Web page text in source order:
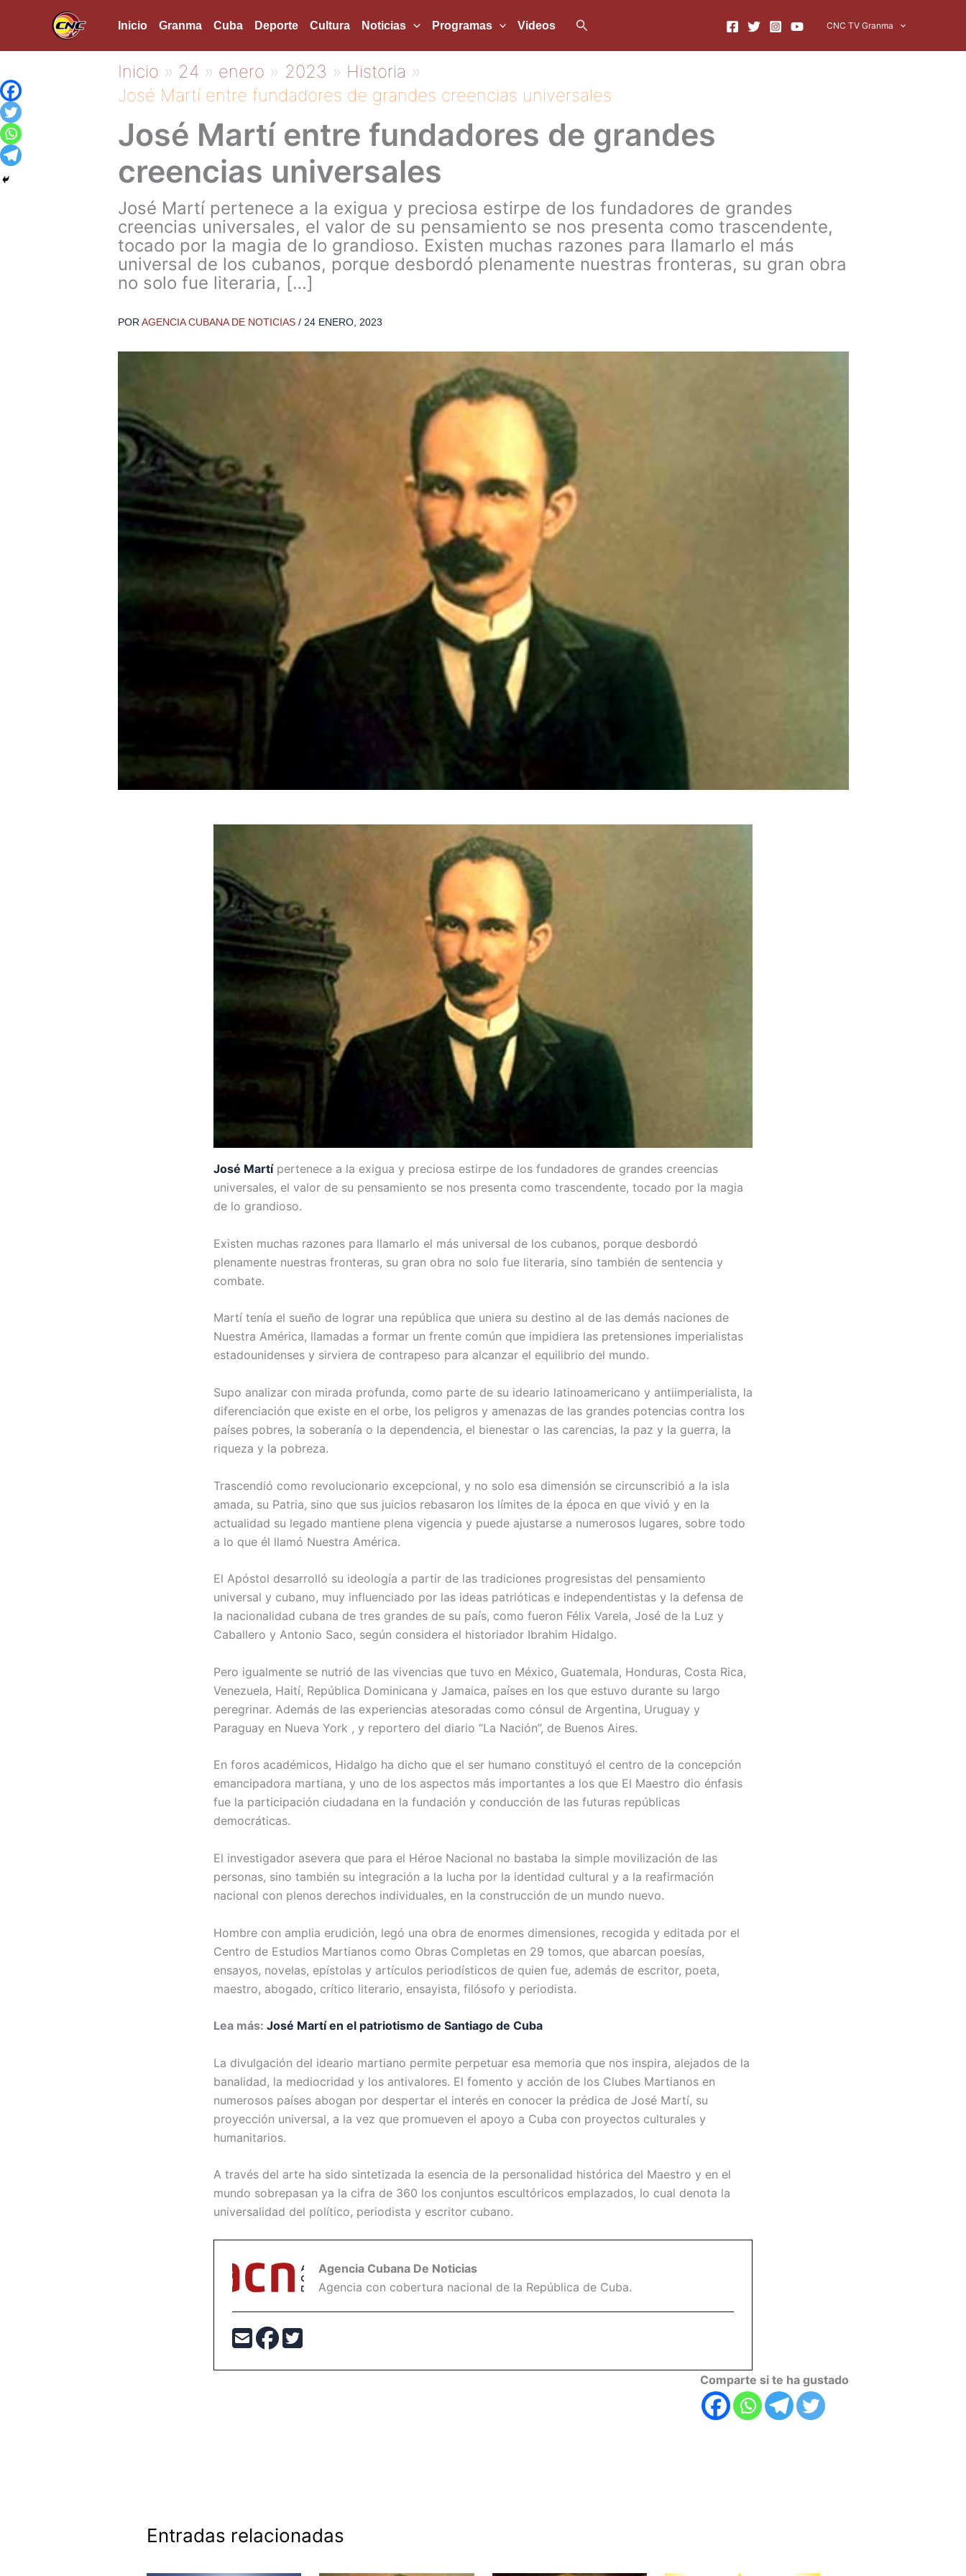
Inicio Granma Cuba Deporte Cultura Noticias Programas Videos Buscar CNC TV Granma
Inicio 24 enero 2023
Historia
José Martí entre fundadores de grandes creencias universales
José Martí entre fundadores de grandes
creencias universales
José Martí pertenece a la exigua y preciosa estirpe de los fundadores de grandes
creencias universales, el valor de su pensamiento se nos presenta como trascendente,
tocado por la magia de lo grandioso. Existen muchas razones para llamarlo el más
universal de los cubanos, porque desbordó plenamente nuestras fronteras, su gran obra
no solo fue literaria, […]
POR AGENCIA CUBANA DE NOTICIAS / 24 ENERO, 2023
José Martípertenece a la exigua y preciosa estirpe de los fundadores de grandes creencias
universales, el valor de su pensamiento se nos presenta como trascendente, tocado por la magia
de lo grandioso.
Existen muchas razones para llamarlo el más universal de los cubanos, porque desbordó
plenamente nuestras fronteras, su gran obra no solo fue literaria, sino también de sentencia y
combate.
Martí tenía el sueño de lograr una república que uniera su destino al de las demás naciones de
Nuestra América, llamadas a formar un frente común que impidiera las pretensiones imperialistas
estadounidenses y sirviera de contrapeso para alcanzar el equilibrio del mundo.
Supo analizar con mirada profunda, como parte de su ideario latinoamericano y antiimperialista, la
diferenciación que existe en el orbe, los peligros y amenazas de las grandes potencias contra los
países pobres, la soberanía o la dependencia, el bienestar o las carencias, la paz y la guerra, la
riqueza y la pobreza.
Trascendió como revolucionario excepcional, y no solo esa dimensión se circunscribió a la isla
amada, su Patria, sino que sus juicios rebasaron los límites de la época en que vivió y en la
actualidad su legado mantiene plena vigencia y puede ajustarse a numerosos lugares, sobre todo
a lo que él llamó Nuestra América.
El Apóstol desarrolló su ideología a partir de las tradiciones progresistas del pensamiento
universal y cubano, muy influenciado por las ideas patrióticas e independentistas y la defensa de
la nacionalidad cubana de tres grandes de su país, como fueron Félix Varela, José de la Luz y
Caballero y Antonio Saco, según considera el historiador Ibrahim Hidalgo.
Pero igualmente se nutrió de las vivencias que tuvo en México, Guatemala, Honduras, Costa Rica,
Venezuela, Haití, República Dominicana y Jamaica, países en los que estuvo durante su largo
peregrinar. Además de las experiencias atesoradas como cónsul de Argentina, Uruguay y
Paraguay en Nueva York , y reportero del diario “La Nación”, de Buenos Aires.
En foros académicos, Hidalgo ha dicho que el ser humano constituyó el centro de la concepción
emancipadora martiana, y uno de los aspectos más importantes a los que El Maestro dio énfasis
fue la participación ciudadana en la fundación y conducción de las futuras repúblicas
democráticas.
El investigador asevera que para el Héroe Nacional no bastaba la simple movilización de las
personas, sino también su integración a la lucha por la identidad cultural y a la reafirmación
nacional con plenos derechos individuales, en la construcción de un mundo nuevo.
Hombre con amplia erudición, legó una obra de enormes dimensiones, recogida y editada por el
Centro de Estudios Martianos como Obras Completas en 29 tomos, que abarcan poesías,
ensayos, novelas, epístolas y artículos periodísticos de quien fue, además de escritor, poeta,
maestro, abogado, crítico literario, ensayista, filósofo y periodista.
Lea más: José Martí en el patriotismo de Santiago de Cuba
La divulgación del ideario martiano permite perpetuar esa memoria que nos inspira, alejados de la
banalidad, la mediocridad y los antivalores. El fomento y acción de los Clubes Martianos en
numerosos países abogan por despertar el interés en conocer la prédica de José Martí, su
proyección universal, a la vez que promueven el apoyo a Cuba con proyectos culturales y
humanitarios.
A través del arte ha sido sintetizada la esencia de la personalidad histórica del Maestro y en el
mundo sobrepasan ya la cifra de 360 los conjuntos escultóricos emplazados, lo cual denota la
universalidad del político, periodista y escritor cubano.
Agencia Cubana De Noticias
Agencia con cobertura nacional de la República de Cuba.
Comparte si te ha gustado
Entradas relacionadas